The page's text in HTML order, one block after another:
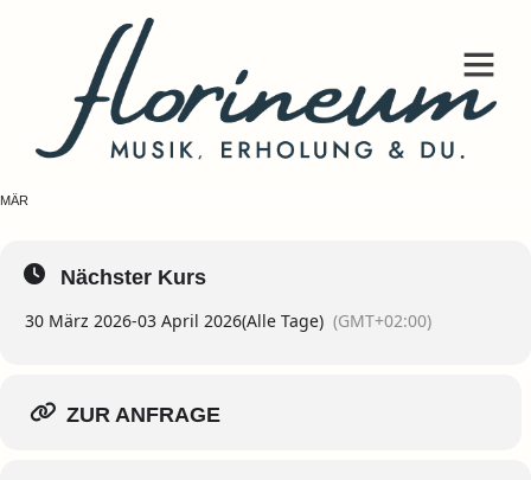
FLORINEUM-WOCHE
MÄR
ZUR ANFRAGE (KONTAKTSEITE)
Nächster Kurs
30 März 2026-03 April 2026(Alle Tage) (GMT+02:00)
ZUR ANFRAGE